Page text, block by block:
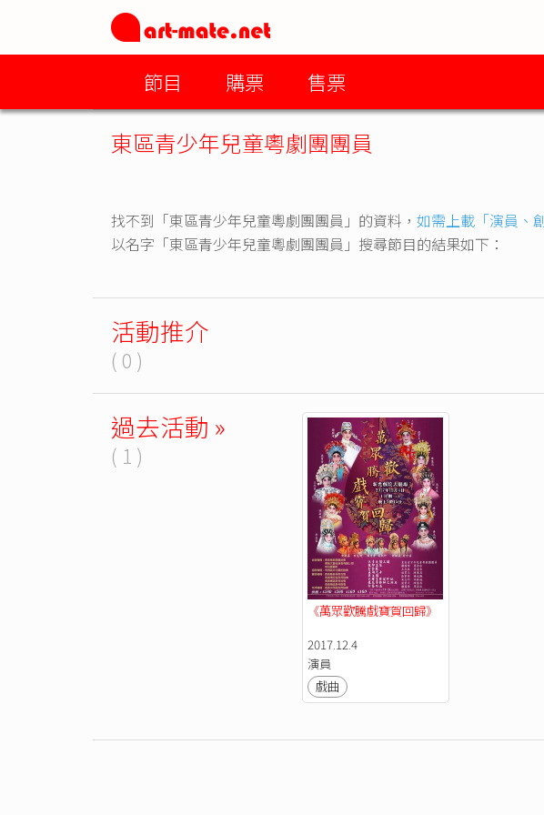
節目 購票 售票
東區青少年兒童粵劇團團員
找不到「東區青少年兒童粵劇團團員」的資料， 如需上載「演員、
以名字「東區青少年兒童粵劇團團員」搜尋節目的結果如下：
活動推介
( 0 )
過去活動 »
( 1 )
《萬眾歡騰戲寶賀回歸》
2017.12.4
演員
戲曲